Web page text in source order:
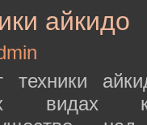
айкидо
техники
видах